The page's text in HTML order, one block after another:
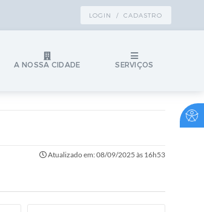
LOGIN / CADASTRO
A NOSSA CIDADE SERVIÇOS
Atualizado em: 08/09/2025 às 16h53